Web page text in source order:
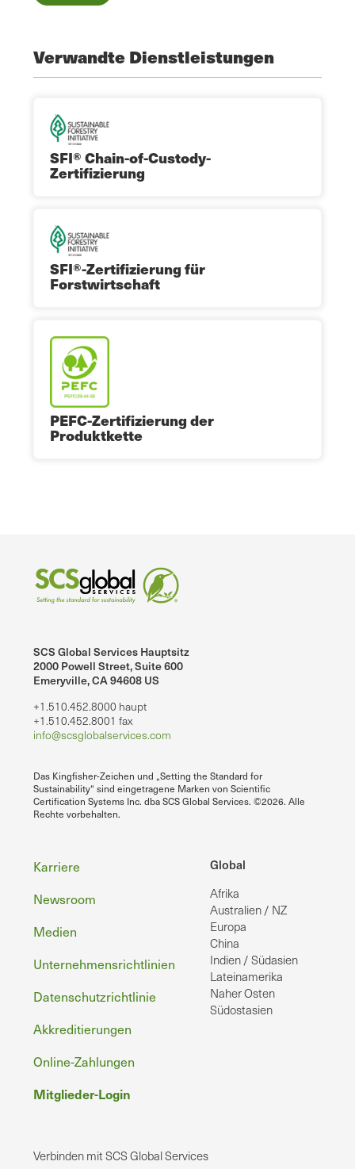
Verwandte Dienstleistungen
SFI® Chain-of-Custody-
Zertifizierung
SFI®-Zertifizierung für
Forstwirtschaft
PEFC-Zertifizierung der
Produktkette
SCS Global Services Hauptsitz
2000 Powell Street, Suite 600
Emeryville, CA 94608 US
+1.510.452.8000 haupt
+1.510.452.8001 fax
info@scsglobalservices.com
Das Kingfisher-Zeichen und „Setting the Standard for
Sustainability“ sind eingetragene Marken von Scientific
Certification Systems Inc. dba SCS Global Services. ©2026. Alle
Rechte vorbehalten.
Global
Afrika
Australien / NZ
Europa
China
Indien / Südasien
Lateinamerika
Naher Osten
Südostasien
Fußzeile
Karriere
Newsroom
Medien
Unternehmensrichtlinien
Datenschutzrichtlinie
Akkreditierungen
Online-Zahlungen
Mitglieder-Login
Verbinden mit SCS Global Services